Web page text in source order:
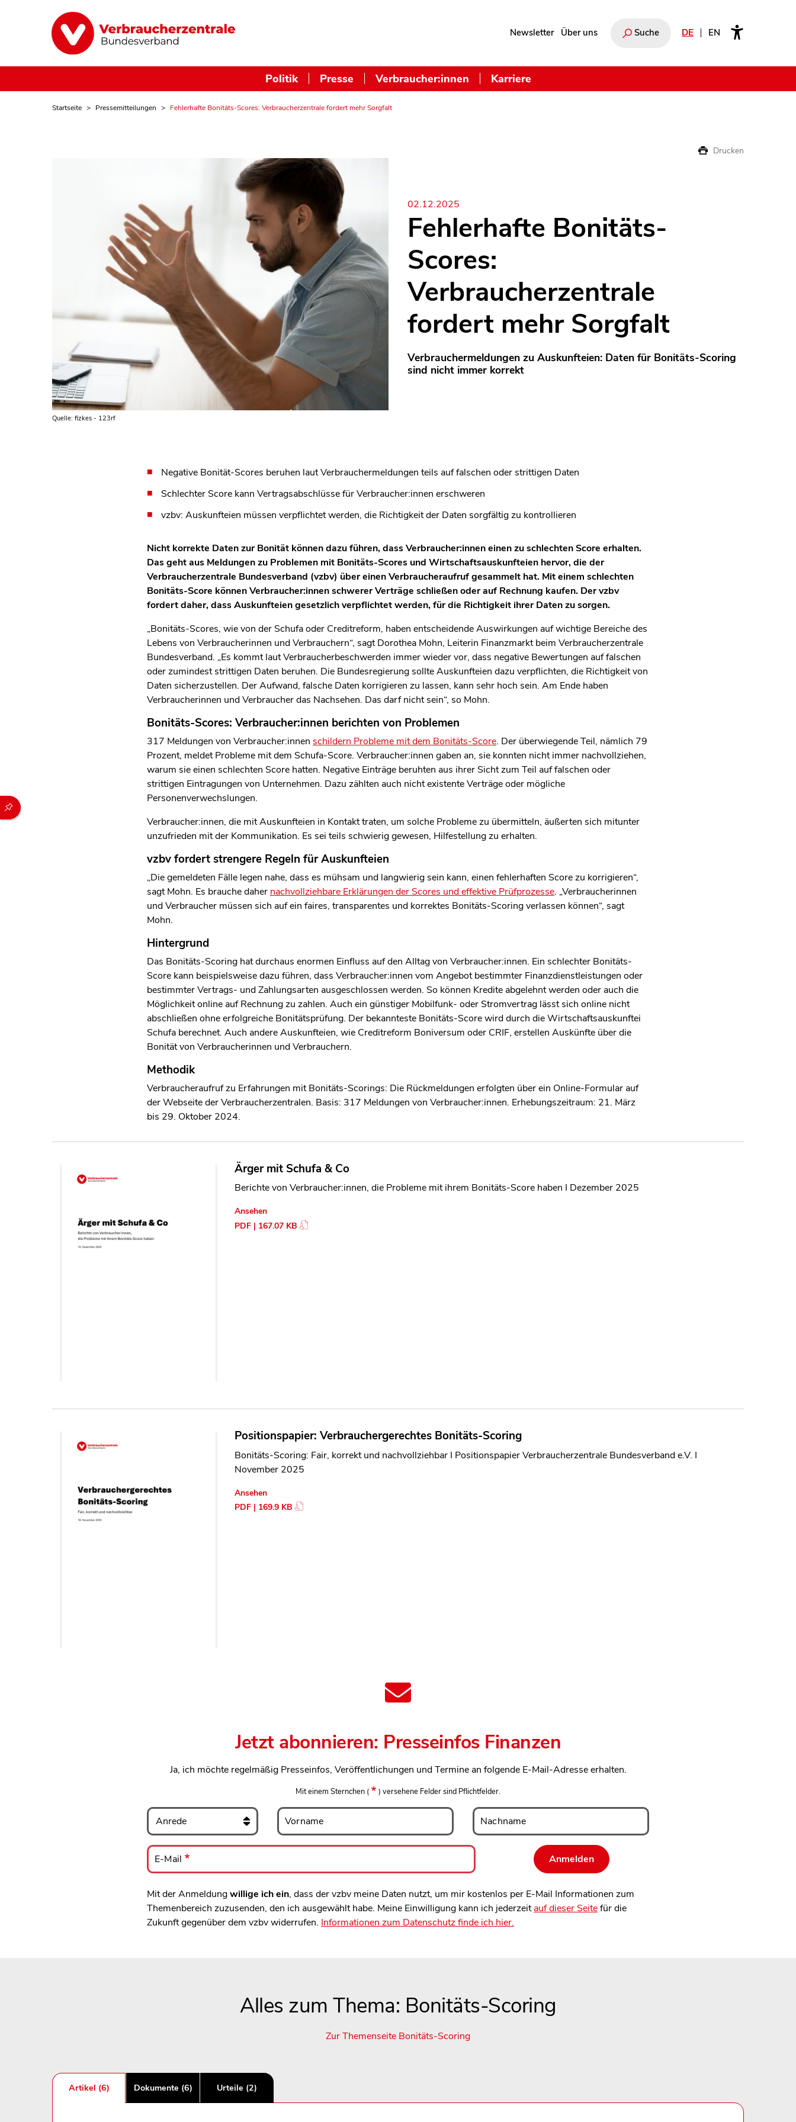
Newsletter Über uns Suche DE EN
Politik Presse Verbraucher:innen Karriere
Durch die folgenden Buttons können Sie direkt auf einen speziellen Bereich des Inhaltes springen
Startseite Pressemitteilungen Fehlerhafte Bonitäts-Scores: Verbraucherzentrale fordert mehr Sorgfalt
Drucken
Quelle: fizkes - 123rf
02.12.2025
Fehlerhafte Bonitäts-
Scores:
Verbraucherzentrale
fordert mehr Sorgfalt
Verbrauchermeldungen zu Auskunfteien: Daten für Bonitäts-Scoring
sind nicht immer korrekt
Negative Bonität-Scores beruhen laut Verbrauchermeldungen teils auf falschen oder strittigen Daten
Schlechter Score kann Vertragsabschlüsse für Verbraucher:innen erschweren
vzbv: Auskunfteien müssen verpflichtet werden, die Richtigkeit der Daten sorgfältig zu kontrollieren
Nicht korrekte Daten zur Bonität können dazu führen, dass Verbraucher:innen einen zu schlechten Score erhalten.
Das geht aus Meldungen zu Problemen mit Bonitäts-Scores und Wirtschaftsauskunfteien hervor, die der
Verbraucherzentrale Bundesverband (vzbv) über einen Verbraucheraufruf gesammelt hat. Mit einem schlechten
Bonitäts-Score können Verbraucher:innen schwerer Verträge schließen oder auf Rechnung kaufen. Der vzbv
fordert daher, dass Auskunfteien gesetzlich verpflichtet werden, für die Richtigkeit ihrer Daten zu sorgen.
„Bonitäts-Scores, wie von der Schufa oder Creditreform, haben entscheidende Auswirkungen auf wichtige Bereiche des
Lebens von Verbraucherinnen und Verbrauchern“, sagt Dorothea Mohn, Leiterin Finanzmarkt beim Verbraucherzentrale
Bundesverband. „Es kommt laut Verbraucherbeschwerden immer wieder vor, dass negative Bewertungen auf falschen
oder zumindest strittigen Daten beruhen. Die Bundesregierung sollte Auskunfteien dazu verpflichten, die Richtigkeit von
Daten sicherzustellen. Der Aufwand, falsche Daten korrigieren zu lassen, kann sehr hoch sein. Am Ende haben
Verbraucherinnen und Verbraucher das Nachsehen. Das darf nicht sein“, so Mohn.
Bonitäts-Scores: Verbraucher:innen berichten von Problemen
317 Meldungen von Verbraucher:innen schildern Probleme mit dem Bonitäts-Score. Der überwiegende Teil, nämlich 79
Prozent, meldet Probleme mit dem Schufa-Score. Verbraucher:innen gaben an, sie konnten nicht immer nachvollziehen,
warum sie einen schlechten Score hatten. Negative Einträge beruhten aus ihrer Sicht zum Teil auf falschen oder
strittigen Eintragungen von Unternehmen. Dazu zählten auch nicht existente Verträge oder mögliche
Personenverwechslungen.
Verbraucher:innen, die mit Auskunfteien in Kontakt traten, um solche Probleme zu übermitteln, äußerten sich mitunter
unzufrieden mit der Kommunikation. Es sei teils schwierig gewesen, Hilfestellung zu erhalten.
vzbv fordert strengere Regeln für Auskunfteien
„Die gemeldeten Fälle legen nahe, dass es mühsam und langwierig sein kann, einen fehlerhaften Score zu korrigieren“,
sagt Mohn. Es brauche daher nachvollziehbare Erklärungen der Scores und effektive Prüfprozesse. „Verbraucherinnen
und Verbraucher müssen sich auf ein faires, transparentes und korrektes Bonitäts-Scoring verlassen können“, sagt
Mohn.
Hintergrund
Das Bonitäts-Scoring hat durchaus enormen Einfluss auf den Alltag von Verbraucher:innen. Ein schlechter Bonitäts-
Score kann beispielsweise dazu führen, dass Verbraucher:innen vom Angebot bestimmter Finanzdienstleistungen oder
bestimmter Vertrags- und Zahlungsarten ausgeschlossen werden. So können Kredite abgelehnt werden oder auch die
Möglichkeit online auf Rechnung zu zahlen. Auch ein günstiger Mobilfunk- oder Stromvertrag lässt sich online nicht
abschließen ohne erfolgreiche Bonitätsprüfung. Der bekannteste Bonitäts-Score wird durch die Wirtschaftsauskunftei
Schufa berechnet. Auch andere Auskunfteien, wie Creditreform Boniversum oder CRIF, erstellen Auskünfte über die
Bonität von Verbraucherinnen und Verbrauchern.
Methodik
Verbraucheraufruf zu Erfahrungen mit Bonitäts-Scorings: Die Rückmeldungen erfolgten über ein Online-Formular auf
der Webseite der Verbraucherzentralen. Basis: 317 Meldungen von Verbraucher:innen. Erhebungszeitraum: 21. März
bis 29. Oktober 2024.
Ärger mit Schufa & Co
Berichte von Verbraucher:innen, die Probleme mit ihrem Bonitäts-Score haben I Dezember 2025
Ansehen
PDF | 167.07 KB
Positionspapier: Verbrauchergerechtes Bonitäts-Scoring
Bonitäts-Scoring: Fair, korrekt und nachvollziehbar I Positionspapier Verbraucherzentrale Bundesverband e.V. I
November 2025
Ansehen
PDF | 169.9 KB
Jetzt abonnieren: Presseinfos Finanzen
Ja, ich möchte regelmäßig Presseinfos, Veröffentlichungen und Termine an folgende E-Mail-Adresse erhalten.
Mit einem Sternchen ( ) versehene Felder sind Pflichtfelder.
Anrede Vorname
Vorname
Nachname
Nachname
E-
Mail
E-Mail
Mit der Anmeldungwillige ich ein, dass der vzbv meine Daten nutzt, um mir kostenlos per E-Mail Informationen zum
Themenbereich zuzusenden, den ich ausgewählt habe. Meine Einwilligung kann ich jederzeitauf dieser Seitefür die
Zukunft gegenüber dem vzbv widerrufen. Informationen zum Datenschutz finde ich hier.
Alles zum Thema: Bonitäts-Scoring
Zur Themenseite Bonitäts-Scoring
Artikel (6) Dokumente (6) Urteile (2)